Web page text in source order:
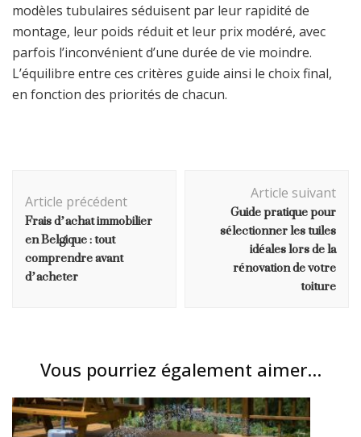
modèles tubulaires séduisent par leur rapidité de
montage, leur poids réduit et leur prix modéré, avec
parfois l’inconvénient d’une durée de vie moindre.
L’équilibre entre ces critères guide ainsi le choix final,
en fonction des priorités de chacun.
d'article
Article précédent
Frais d’achat immobilier
en Belgique : tout
comprendre avant
d’acheter
Article suivant
Guide pratique pour
sélectionner les tuiles
idéales lors de la
rénovation de votre
toiture
Vous pourriez également aimer...